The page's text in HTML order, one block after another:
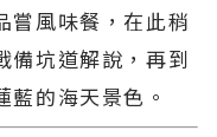
嘗風味餐，在此稍
備坑道解說，再到
的海天景色。